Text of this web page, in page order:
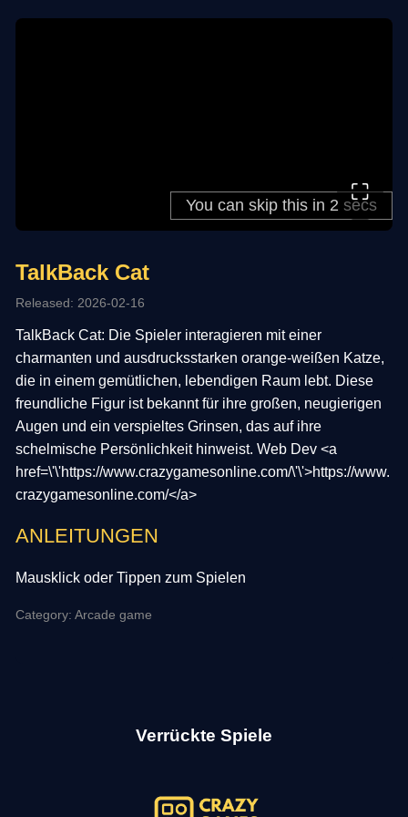
⛶
TalkBack Cat
Released: 2026-02-16
TalkBack Cat: Die Spieler interagieren mit einer
charmanten und ausdrucksstarken orange-weißen Katze,
die in einem gemütlichen, lebendigen Raum lebt. Diese
freundliche Figur ist bekannt für ihre großen, neugierigen
Augen und ein verspieltes Grinsen, das auf ihre
schelmische Persönlichkeit hinweist. Web Dev <a
href=\'\'https://www.crazygamesonline.com/\'\'>https://www.
crazygamesonline.com/</a>
ANLEITUNGEN
Mausklick oder Tippen zum Spielen
Category: Arcade game
Verrückte Spiele